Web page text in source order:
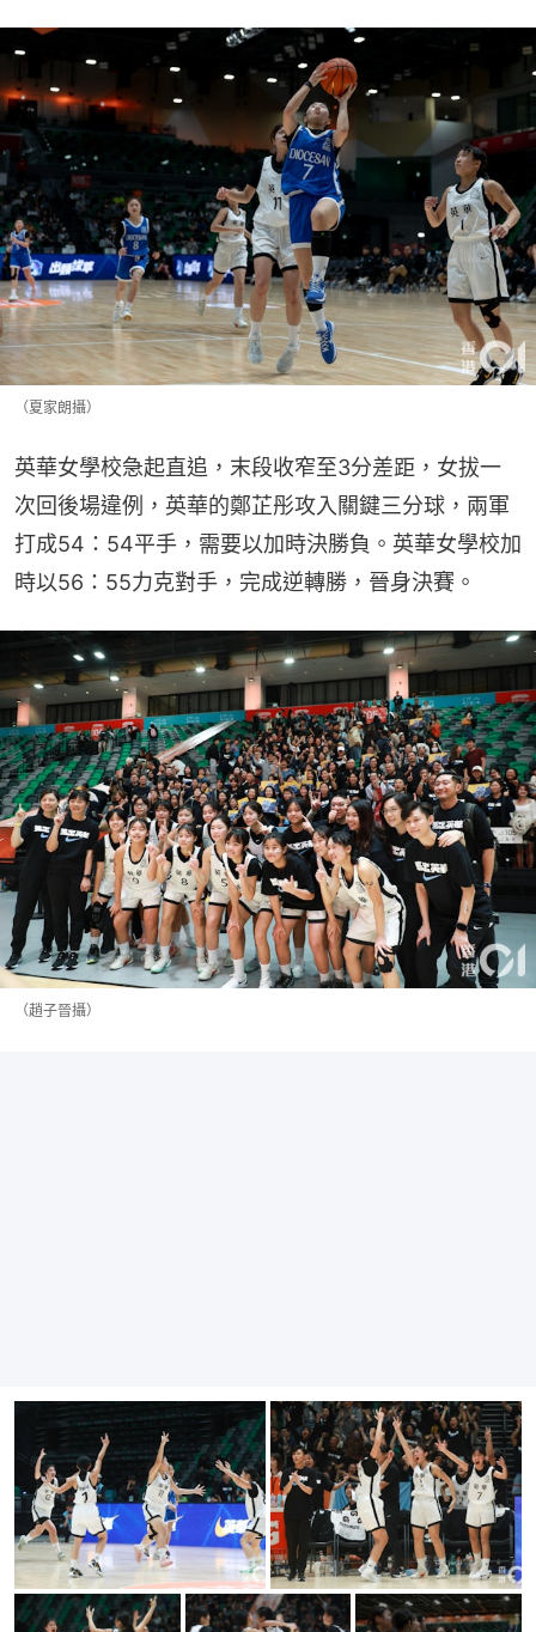
（夏家朗攝）
英華女學校急起直追，末段收窄至3分差距，女拔一
次回後場違例，英華的鄭芷彤攻入關鍵三分球，兩軍
打成54：54平手，需要以加時決勝負。英華女學校加
時以56：55力克對手，完成逆轉勝，晉身決賽。
（趙子晉攝）